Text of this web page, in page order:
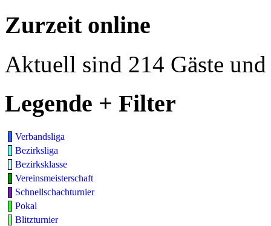
Zurzeit online
Aktuell sind 214 Gäste
Legende + Filter
Verbandsliga
Bezirksliga
Bezirksklasse
Vereinsmeisterschaft
Schnellschachturnier
Pokal
Blitzturnier